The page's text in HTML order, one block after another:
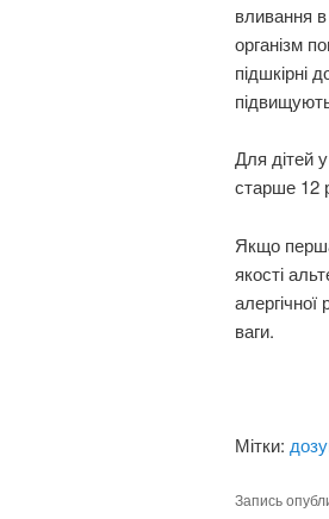
вливання
організм
підшкірні
Для дітей
старше 12
Якщо
якості
ваги.
Мітки:
Запись